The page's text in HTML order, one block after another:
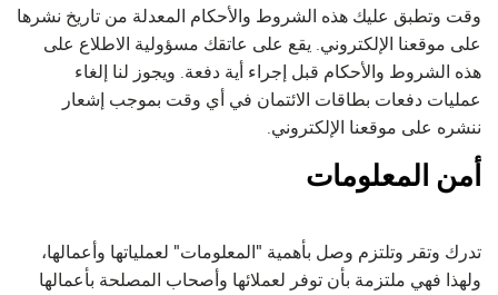
وقت وتطبق عليك هذه الشروط والأحكام المعدلة من تاريخ نشرها
على موقعنا الإلكتروني. يقع على عاتقك مسؤولية الاطلاع على
هذه الشروط والأحكام قبل إجراء أية دفعة. ويجوز لنا إلغاء
عمليات دفعات بطاقات الائتمان في أي وقت بموجب إشعار
ننشره على موقعنا الإلكتروني.
أمن المعلومات
تدرك وتقر وتلتزم وصل بأهمية "المعلومات" لعملياتها وأعمالها،
ولهذا فهي ملتزمة بأن توفر لعملائها وأصحاب المصلحة بأعمالها